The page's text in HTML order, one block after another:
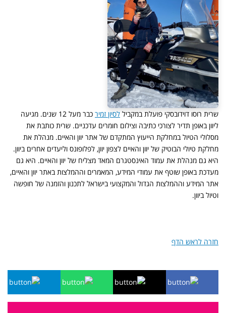
שרית רוסו דוידובסקי פועלת במקביל לסיון זמיר
כבר מעל 12 שנים. מגיעה
ליוון באופן תדיר לצורכי כתיבה וצילום חומרים עדכניים. שרית כותבת את
מסלולי הטיול במחלקת הייעוץ המתקדם של אתר יוון והאיים. מנהלת את
מחלקת טיולי הבוטיק של יוון והאיים לצפון יוון, לפלופונס וליעדים אחרים ביוון.
היא גם מנהלת את עמוד האינסטגרם המאד מצליח של יוון והאיים. היא גם
מעדכת באופן שוטף את עמודי המידע, המאמרים וההמלצות באתר יוון והאיים,
אתר המידע וההמלצות הגדול והמקצועי בישראל לתכנון והזמנה של חופשה
וטיול ביוון.
חזרה לראש הדף